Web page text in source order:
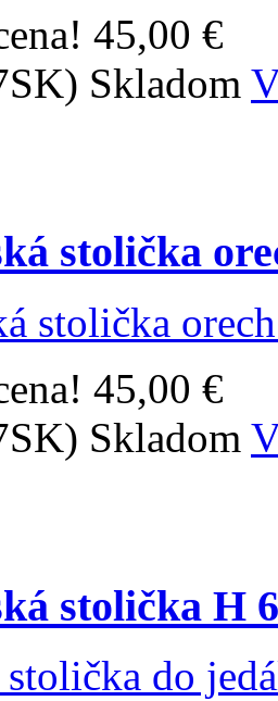
45,00 €
Skladom
stolička
stolička
45,00 €
Skladom
stolička H
do